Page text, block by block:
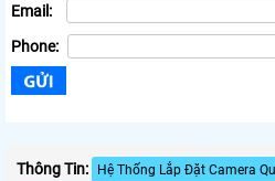
Email:
Phone:
Thông Tin:
Hệ Thống Lắp Đặt Camera